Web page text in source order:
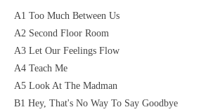
A1 Too Much Between Us
A2 Second Floor Room
A3 Let Our Feelings Flow
A4 Teach Me
A5 Look At The Madman
B1 Hey, That's No Way To Say Goodbye